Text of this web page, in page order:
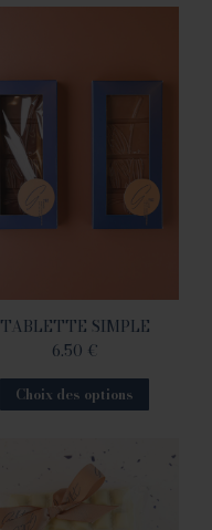
TABLETTE SIMPLE
6.50 €
Choix des options